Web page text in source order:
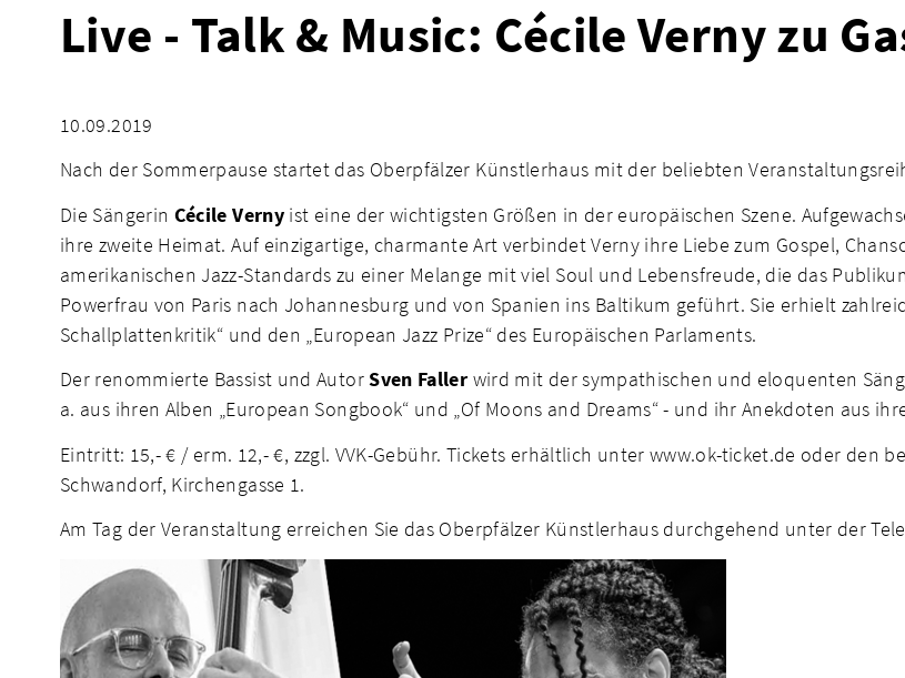
Live - Talk & Music: Cécile Verny zu
10.09.2019
Nach der Sommerpause startet das Oberpfälzer Künstlerhaus mit der beliebten
Die Sängerin Cécile Verny ist eine der wichtigsten Größen in der europäischen Szene.
ihre zweite Heimat. Auf einzigartige, charmante Art verbindet Verny ihre Liebe zum Gospel,
amerikanischen Jazz-Standards zu einer Melange mit viel Soul und Lebensfreude, die das
Powerfrau von Paris nach Johannesburg und von Spanien ins Baltikum geführt. Sie erhielt
Schallplattenkritik“ und den „European Jazz Prize“ des Europäischen Parlaments.
Der renommierte Bassist und AutorSven Faller wird mit der sympathischen und eloquenten
a. aus ihren Alben „European Songbook“ und „Of Moons and Dreams“ - und ihr Anekdoten aus
Eintritt: 15,- € / erm. 12,- €, zzgl. VVK-Gebühr. Tickets erhältlich unter www.ok-ticket.de oder den
Schwandorf, Kirchengasse 1.
Am Tag der Veranstaltung erreichen Sie das Oberpfälzer Künstlerhaus durchgehend unter der